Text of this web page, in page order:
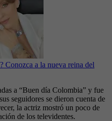
Conozca a la nueva reina del
a “Buen día Colombia” y fue
seguidores se dieron cuenta de
la actriz mostró un poco de
de los televidentes.